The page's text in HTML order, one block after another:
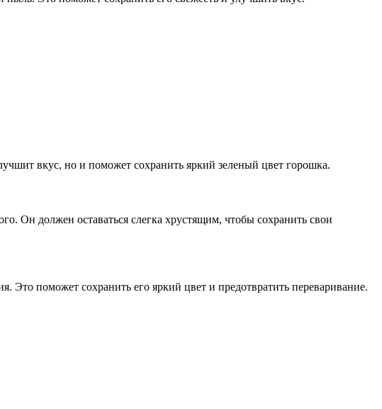
вкус, но и поможет сохранить яркий зеленый цвет горошка.
Он должен оставаться слегка хрустящим, чтобы сохранить свои
Это поможет сохранить его яркий цвет и предотвратить переваривание.